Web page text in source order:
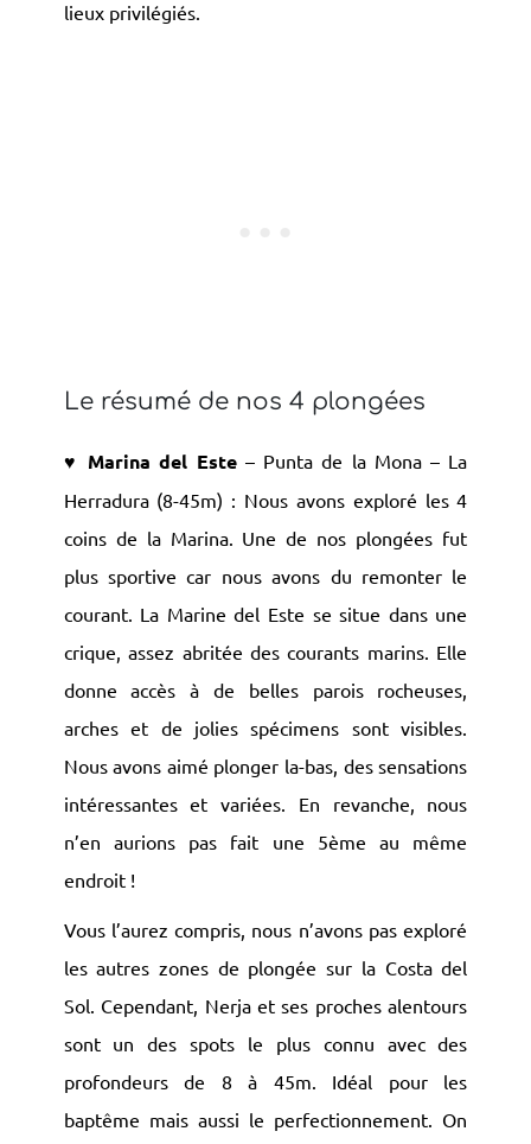
lieux privilégiés.
Le résumé de nos 4 plongées
♥️ Marina del Este – Punta de la Mona – La
Herradura (8-45m) : Nous avons exploré les 4
coins de la Marina. Une de nos plongées fut
plus sportive car nous avons du remonter le
courant. La Marine del Este se situe dans une
crique, assez abritée des courants marins. Elle
donne accès à de belles parois rocheuses,
arches et de jolies spécimens sont visibles.
Nous avons aimé plonger la-bas, des sensations
intéressantes et variées. En revanche, nous
n’en aurions pas fait une 5ème au même
endroit !
Vous l’aurez compris, nous n’avons pas exploré
les autres zones de plongée sur la Costa del
Sol. Cependant, Nerja et ses proches alentours
sont un des spots le plus connu avec des
profondeurs de 8 à 45m. Idéal pour les
baptême mais aussi le perfectionnement. On